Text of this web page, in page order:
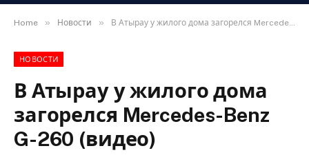
Home » Новости » В Атырау у жилого дома загорелся Mercedes-Benz G-260 (видео)
НОВОСТИ
В Атырау у жилого дома
загорелся Mercedes-Benz
G-260 (видео)